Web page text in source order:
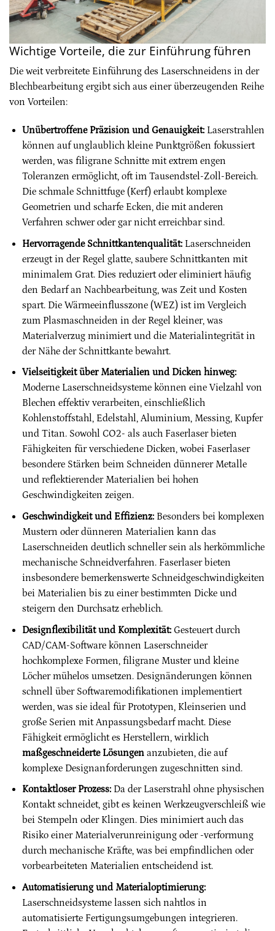
Wichtige Vorteile, die zur Einführung führen
Die weit verbreitete Einführung des Laserschneidens in der
Blechbearbeitung ergibt sich aus einer überzeugenden Reihe
von Vorteilen:
Unübertroffene Präzision und Genauigkeit:Laserstrahlen
können auf unglaublich kleine Punktgrößen fokussiert
werden, was filigrane Schnitte mit extrem engen
Toleranzen ermöglicht, oft im Tausendstel-Zoll-Bereich.
Die schmale Schnittfuge (Kerf) erlaubt komplexe
Geometrien und scharfe Ecken, die mit anderen
Verfahren schwer oder gar nicht erreichbar sind.
Hervorragende Schnittkantenqualität:Laserschneiden
erzeugt in der Regel glatte, saubere Schnittkanten mit
minimalem Grat. Dies reduziert oder eliminiert häufig
den Bedarf an Nachbearbeitung, was Zeit und Kosten
spart. Die Wärmeeinflusszone (WEZ) ist im Vergleich
zum Plasmaschneiden in der Regel kleiner, was
Materialverzug minimiert und die Materialintegrität in
der Nähe der Schnittkante bewahrt.
Vielseitigkeit über Materialien und Dicken hinweg:
Moderne Laserschneidsysteme können eine Vielzahl von
Blechen effektiv verarbeiten, einschließlich
Kohlenstoffstahl, Edelstahl, Aluminium, Messing, Kupfer
und Titan. Sowohl CO2- als auch Faserlaser bieten
Fähigkeiten für verschiedene Dicken, wobei Faserlaser
besondere Stärken beim Schneiden dünnerer Metalle
und reflektierender Materialien bei hohen
Geschwindigkeiten zeigen.
Geschwindigkeit und Effizienz:Besonders bei komplexen
Mustern oder dünneren Materialien kann das
Laserschneiden deutlich schneller sein als herkömmliche
mechanische Schneidverfahren. Faserlaser bieten
insbesondere bemerkenswerte Schneidgeschwindigkeiten
bei Materialien bis zu einer bestimmten Dicke und
steigern den Durchsatz erheblich.
Designflexibilität und Komplexität:Gesteuert durch
CAD/CAM-Software können Laserschneider
hochkomplexe Formen, filigrane Muster und kleine
Löcher mühelos umsetzen. Designänderungen können
schnell über Softwaremodifikationen implementiert
werden, was sie ideal für Prototypen, Kleinserien und
große Serien mit Anpassungsbedarf macht. Diese
Fähigkeit ermöglicht es Herstellern, wirklich
maßgeschneiderte Lösungenanzubieten, die auf
komplexe Designanforderungen zugeschnitten sind.
Kontaktloser Prozess:Da der Laserstrahl ohne physischen
Kontakt schneidet, gibt es keinen Werkzeugverschleiß wie
bei Stempeln oder Klingen. Dies minimiert auch das
Risiko einer Materialverunreinigung oder -verformung
durch mechanische Kräfte, was bei empfindlichen oder
vorbearbeiteten Materialien entscheidend ist.
Automatisierung und Materialoptimierung:
Laserschneidsysteme lassen sich nahtlos in
automatisierte Fertigungsumgebungen integrieren.